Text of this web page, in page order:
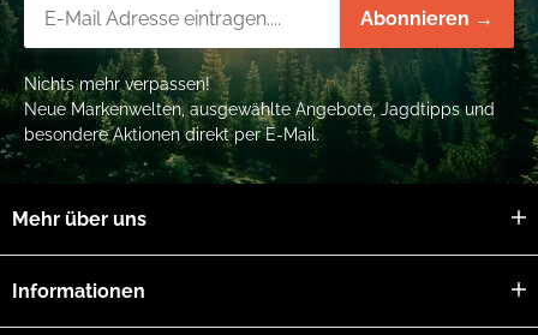
Abonnieren →
Nichts mehr verpassen!
Neue Markenwelten, ausgewählte Angebote, Jagdtipps und
besondere Aktionen direkt per E-Mail.
Mehr über uns
Informationen